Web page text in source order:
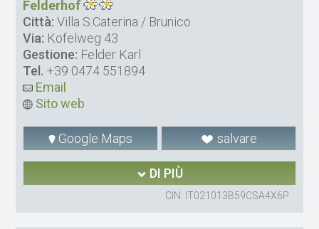
Felderhof
Città: Villa S.Caterina / Brunico
Via: Kofelweg 43
Gestione: Felder Karl
Tel. +39 0474 551894
Email
Sito web
Google Maps salvare
DI PIÙ
CIN: IT021013B59CSA4X6P